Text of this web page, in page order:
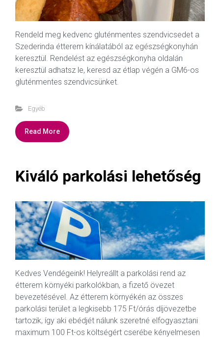
Rendeld meg kedvenc gluténmentes szendvicsedet a
Szederinda étterem kínálatából az egészségkonyhán
keresztül. Rendelést az egészségkonyha oldalán
keresztül adhatsz le, keresd az étlap végén a GM6-os
gluténmentes szendvicsünket.
Egyéb
Read More
Kiváló parkolási lehetőség
Kedves Vendégeink! Helyreállt a parkolási rend az
étterem környéki parkolókban, a fizető övezet
bevezetésével. Az étterem környékén az összes
parkolási terület a legkisebb 175 Ft/órás díjövezetbe
tartozik, így aki ebédjét nálunk szeretné elfogyasztani
maximum 100 Ft-os költségért cserébe kényelmesen